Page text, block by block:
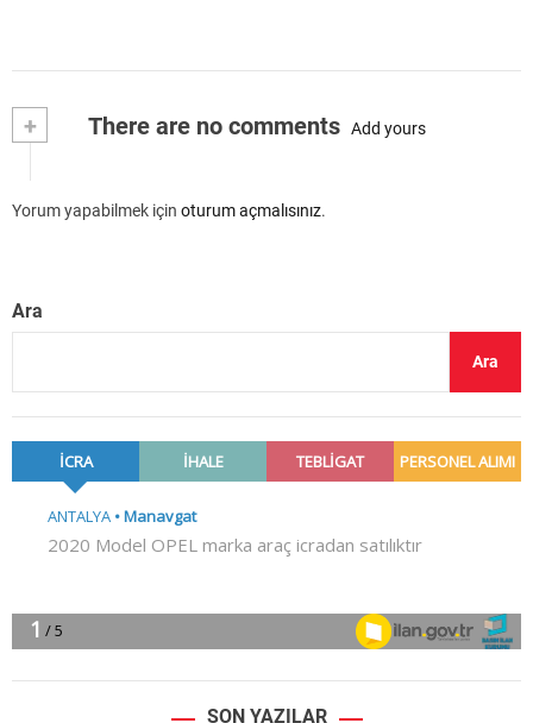
+ There are no comments Add yours
Yorum yapabilmek için oturum açmalısınız.
Ara
Ara
SON YAZILAR